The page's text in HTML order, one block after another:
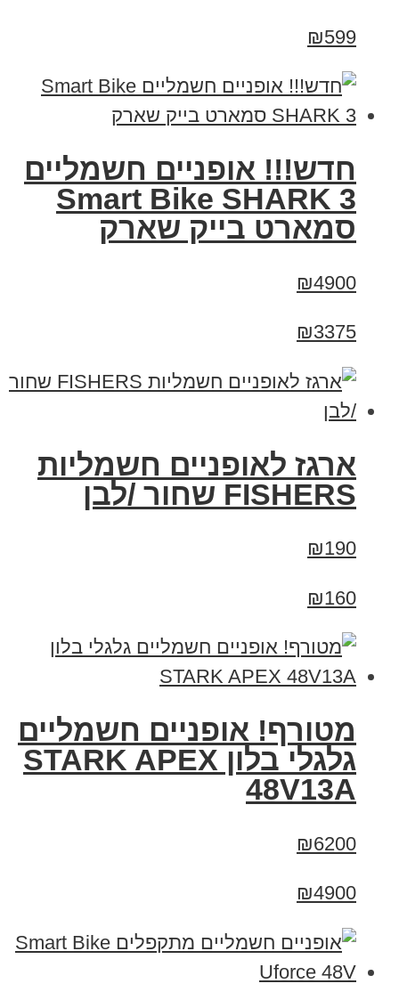
₪599
חדש!!! אופניים חשמליים
Smart Bike SHARK 3
סמארט בייק שארק
₪4900
₪3375
ארגז לאופניים חשמליות
FISHERS שחור /לבן
₪190
₪160
מטורף! אופניים חשמליים
גלגלי בלון STARK APEX
48V13A
₪6200
₪4900